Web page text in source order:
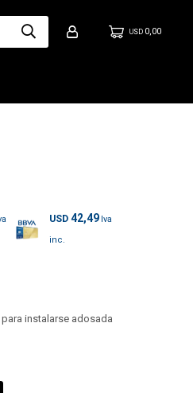
USD 0,00
USD 42,49
instalarse adosada